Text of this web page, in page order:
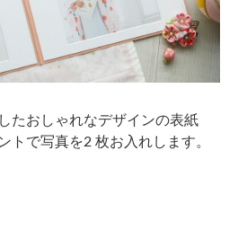
たおしゃれなデザインの表紙
トで写真を2 枚お入れします。